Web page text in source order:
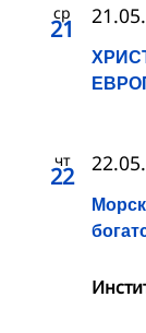
ср
21
чт
22